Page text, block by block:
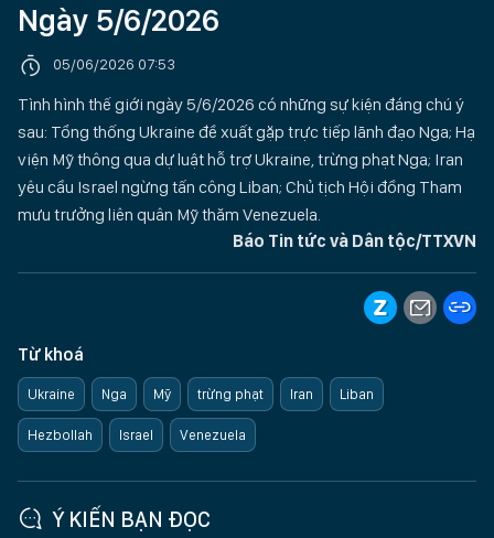
Ngày 5/6/2026
05/06/2026 07:53
Tình hình thế giới ngày 5/6/2026 có những sự kiện đáng chú ý
sau: Tổng thống Ukraine đề xuất gặp trực tiếp lãnh đạo Nga; Hạ
viện Mỹ thông qua dự luật hỗ trợ Ukraine, trừng phạt Nga; Iran
yêu cầu Israel ngừng tấn công Liban; Chủ tịch Hội đồng Tham
mưu trưởng liên quân Mỹ thăm Venezuela.
Báo Tin tức và Dân tộc/TTXVN
Từ khoá
Ukraine Nga Mỹ trừng phạt Iran Liban
Hezbollah Israel Venezuela
Ý KIẾN BẠN ĐỌC